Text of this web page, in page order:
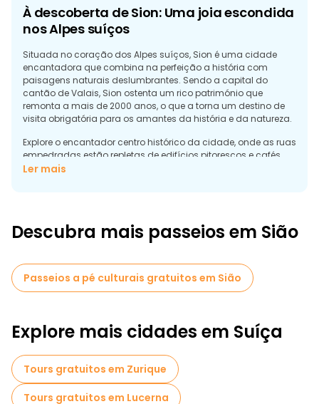
À descoberta de Sion: Uma joia escondida
nos Alpes suíços
Situada no coração dos Alpes suíços, Sion é uma cidade
encantadora que combina na perfeição a história com
paisagens naturais deslumbrantes. Sendo a capital do
cantão de Valais, Sion ostenta um rico património que
remonta a mais de 2000 anos, o que a torna um destino de
visita obrigatória para os amantes da história e da natureza.
Explore o encantador centro histórico da cidade, onde as ruas
empedradas estão repletas de edifícios pitorescos e cafés
animados. Dominando a linha do horizonte estão os
guiados por habitantes locais conhecedores que partilham
histórias fascinantes sobre o passado da cidade.
Para além da sua atração histórica, Sion está rodeada de
paisagens deslumbrantes que convidam a aventuras ao ar
livre. Os caminhantes e ciclistas podem explorar os muitos
nas vinhas locais, conhecidas pelos seus requintados vinhos
do Valais.
Ler mais
Descubra mais passeios em Sião
Passeios a pé culturais gratuitos em Sião
Explore mais cidades em Suíça
Tours gratuitos em Zurique
Tours gratuitos em Lucerna